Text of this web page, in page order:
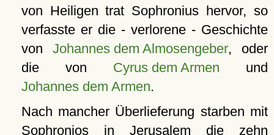
von Heiligen trat Sophronius hervor, so
verfasste er die - verlorene - Geschichte
von Johannes dem Almosengeber, oder
die von Cyrus dem Armen und
Johannes dem Armen.
Nach mancher Überlieferung starben mit
Sophronios in Jerusalem die zehn